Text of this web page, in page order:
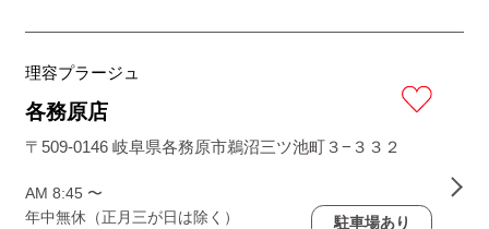
理容プラージュ
各務原店
〒509-0146 岐阜県各務原市鵜沼三ツ池町３−３３２
AM 8:45 〜
年中無休（正月三が日は除く）
駐車場あり